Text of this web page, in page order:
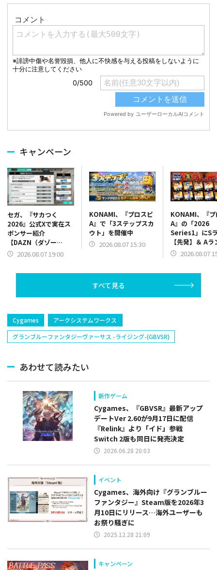
キャンペーン
セガ、『サカつく
2026』公式Xで実在ス
ポンサー紹介
【DAZN（ダゾー
ン）】篇をポスト
2026.08.07 19:00
KONAMI、『プロスピ
A』で「3ステップスカ
ウト」を開催中
2026.08.07 15:30
KONAMI、『
A』の「2026
Series1」にS
【先発】＆ Aラ
【野手】新登
塁手)、持丸泰
捕手)など
2026.08.07
すべて見る
Cygames
アークシステムワークス
グランブルーファンタジーヴァーサス -ライジング-(GBVSR)
あわせて読みたい
新作ゲーム
Cygames、『GBVSR』最新アップ
デートVer 2.60が9月17日に配信
『Relink』より「イド」参戦
Switch 2版も同日に発売決定
2026.06.28 20:03
イベント
Cygames、海外向け『グランブルー
ファンタジー』Steam版を2026年3
月10日にリリース…海外ユーザーも
お祭り騒ぎに
2025.12.28 21:09
キャンペーン